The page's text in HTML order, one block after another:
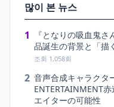
많이 본 뉴스
1
『となりの吸血鬼
品誕生の背景と「描
조회 1,058회
2 音声合成キャラク
ENTERTAINMENT
エイターの可能性